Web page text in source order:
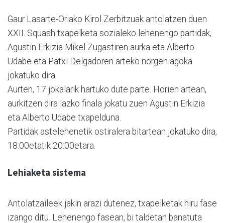
Gaur Lasarte-Oriako Kirol Zerbitzuak antolatzen duen
XXII. Squash txapelketa sozialeko lehenengo partidak,
Agustin Erkizia Mikel Zugastiren aurka eta Alberto
Udabe eta Patxi Delgadoren arteko norgehiagoka
jokatuko dira.
Aurten, 17 jokalarik hartuko dute parte. Horien artean,
aurkitzen dira iazko finala jokatu zuen Agustin Erkizia
eta Alberto Udabe txapelduna.
Partidak astelehenetik ostiralera bitartean jokatuko dira,
18:00etatik 20:00etara.
Lehiaketa sistema
Antolatzaileek jakin arazi dutenez, txapelketak hiru fase
izango ditu. Lehenengo fasean, bi taldetan banatuta